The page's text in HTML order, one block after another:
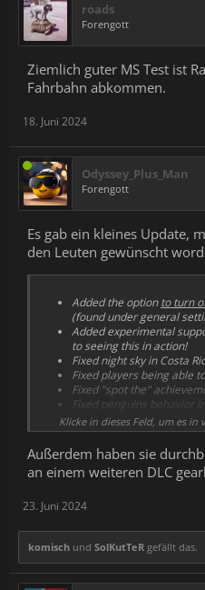
roads
Forengott
Ziemlich guter MS Test ist
Fahrbahn abkommen.
18. Juni 2024
Odyssey_Plus_Man
Forengott
Es gab ein kleines Update,
den Leuten gewünscht
Added the optionto turn
(found under general
Added experimental
to seeing this in action!
Fixed night sky in Costa
Fixed players being able
Fixed "spot the"
Fixed penguins behavior
Fixed missing start
Klicke in dieses Feld, um es in
Außerdem haben sie
an einem weiteren DLC
23. Juni 2024
komisch und SolKutTeR gefällt das.